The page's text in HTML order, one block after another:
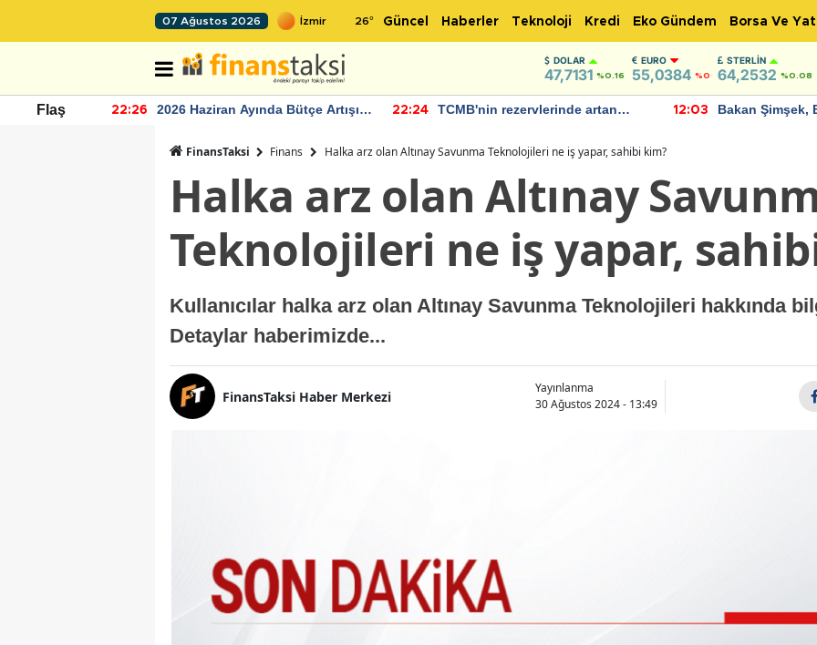
07 Ağustos 2026 26° Güncel Haberler Teknoloji Kredi Eko Gündem Borsa Ve
DOLAR
47,7131 %0.16
EURO
55,0384 %0
STERLIN
64,2532 %0.08
Flaş 22:26
2026 Haziran Ayında Bütçe Artışı
22:24
TCMB'nin rezervlerinde artan
12:03
Bakan Şimşek,
FinansTaksi Finans Halka arz olan Altınay Savunma Teknolojileri ne iş yapar, sahibi kim?
Halka arz olan Altınay
Teknolojileri ne iş yapar,
Kullanıcılar halka arz olan Altınay Savunma Teknolojileri hakkında
Detaylar haberimizde...
FinansTaksi Haber Merkezi
Yayınlanma
30 Ağustos 2024 - 13:49